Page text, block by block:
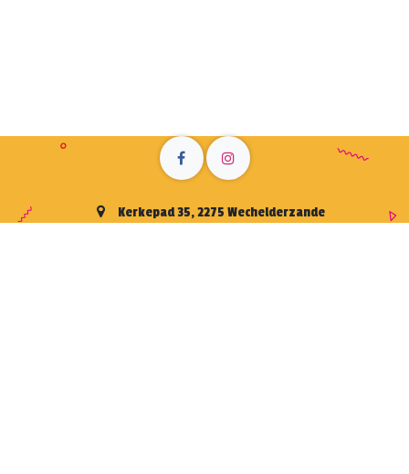
Kerkepad 35, 2275 Wechelderzande